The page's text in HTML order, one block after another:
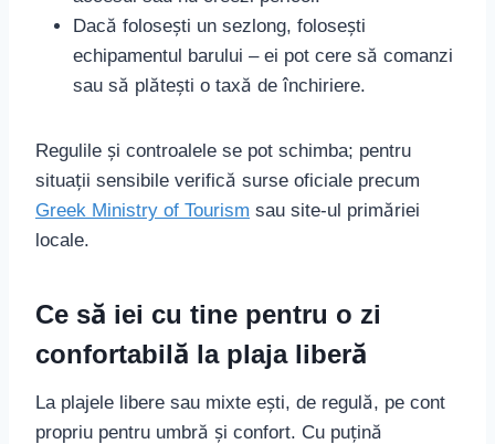
Dacă folosești un sezlong, folosești
echipamentul barului – ei pot cere să comanzi
sau să plătești o taxă de închiriere.
Regulile și controalele se pot schimba; pentru
situații sensibile verifică surse oficiale precum
Greek Ministry of Tourism sau site-ul primăriei
locale.
Ce să iei cu tine pentru o zi
confortabilă la plaja liberă
La plajele libere sau mixte ești, de regulă, pe cont
propriu pentru umbră și confort. Cu puțină